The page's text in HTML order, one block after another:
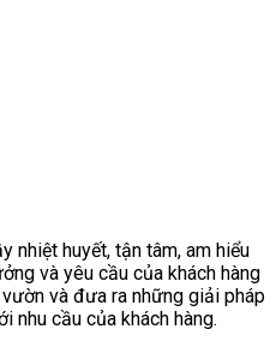
nhiệt huyết, tận tâm, am hiểu
và yêu cầu của khách hàng
và đưa ra những giải pháp
nhu cầu của khách hàng.